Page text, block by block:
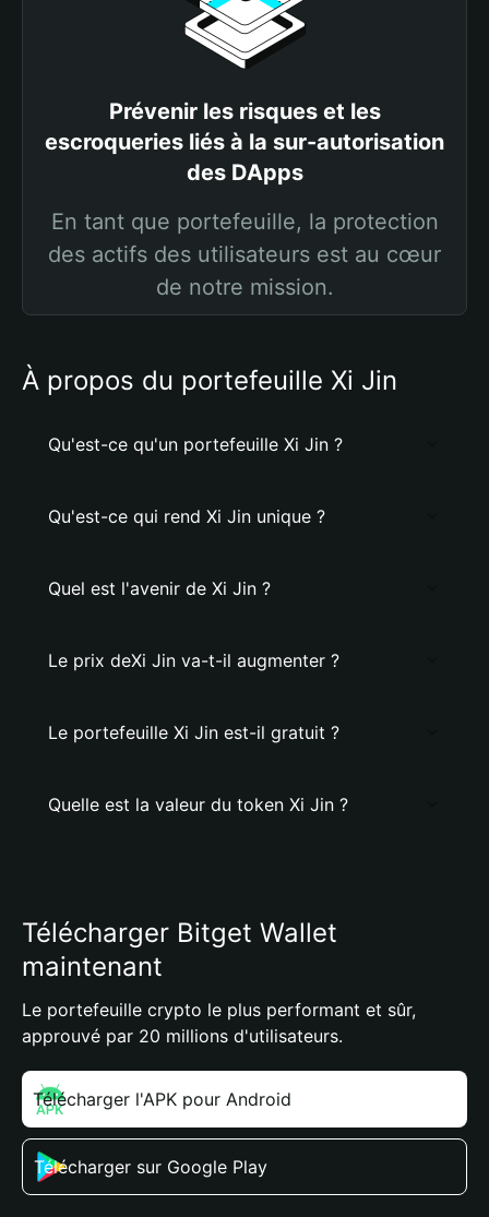
Prévenir les risques et les
escroqueries liés à la sur-autorisation
des DApps
En tant que portefeuille, la protection
des actifs des utilisateurs est au cœur
de notre mission.
À propos du portefeuille Xi Jin
Qu'est-ce qu'un portefeuille Xi Jin ?
Qu'est-ce qui rend Xi Jin unique ?
Quel est l'avenir de Xi Jin ?
Le prix deXi Jin va-t-il augmenter ?
Le portefeuille Xi Jin est-il gratuit ?
Quelle est la valeur du token Xi Jin ?
Télécharger Bitget Wallet
maintenant
Le portefeuille crypto le plus performant et sûr,
approuvé par 20 millions d'utilisateurs.
Télécharger l'APK pour Android
Télécharger sur Google Play